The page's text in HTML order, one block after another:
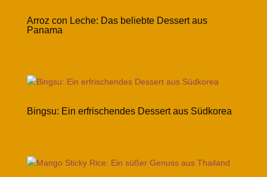
Arroz con Leche: Das beliebte Dessert aus
Panama
Bingsu: Ein erfrischendes Dessert aus Südkorea